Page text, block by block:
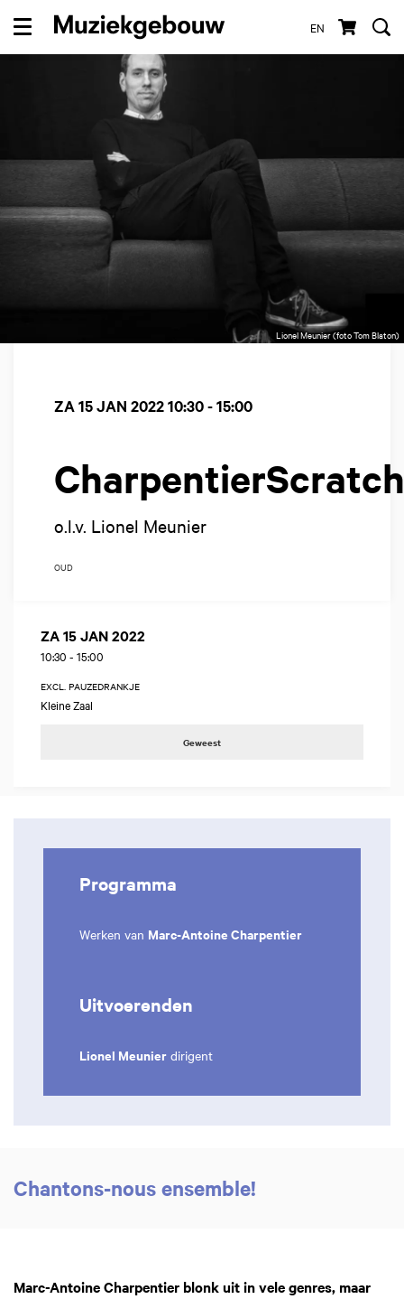
EN
Menu
Lionel Meunier (foto Tom Blaton)
CharpentierScratch
o.l.v. Lionel Meunier
ZA 15 JAN 202210:30 - 15:00
OUD
ZA 15 JAN 2022
10:30 - 15:00
EXCL. PAUZEDRANKJE
Kleine Zaal
Geweest
Programma
Werken van Marc-Antoine Charpentier
Uitvoerenden
Lionel Meunier dirigent
Chantons-nous ensemble!
Marc-Antoine Charpentier blonk uit in vele genres, maar